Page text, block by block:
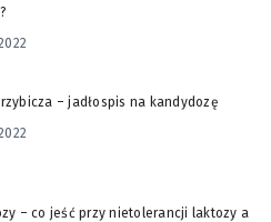
– jadłospis na kandydozę
– co jeść przy nietolerancji laktozy a